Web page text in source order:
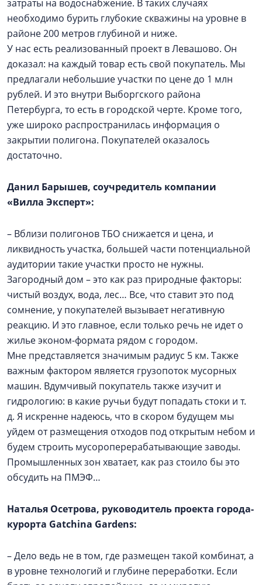
затраты на водоснабжение. В таких случаях
необходимо бурить глубокие скважины на уровне в
районе 200 метров глубиной и ниже.
У нас есть реализованный проект в Левашово. Он
доказал: на каждый товар есть свой покупатель. Мы
предлагали небольшие участки по цене до 1 млн
рублей. И это внутри Выборгского района
Петербурга, то есть в городской черте. Кроме того,
уже широко распространилась информация о
закрытии полигона. Покупателей оказалось
достаточно.
Данил Барышев, соучредитель компании
«Вилла Эксперт»:
– Вблизи полигонов ТБО снижается и цена, и
ликвидность участка, большей части потенциальной
аудитории такие участки просто не нужны.
Загородный дом – это как раз природные факторы:
чистый воздух, вода, лес… Все, что ставит это под
сомнение, у покупателей вызывает негативную
реакцию. И это главное, если только речь не идет о
жилье эконом-формата рядом с городом.
Мне представляется значимым радиус 5 км. Также
важным фактором является грузопоток мусорных
машин. Вдумчивый покупатель также изучит и
гидрологию: в какие ручьи будут попадать стоки и т.
д. Я искренне надеюсь, что в скором будущем мы
уйдем от размещения отходов под открытым небом и
будем строить мусороперерабатывающие заводы.
Промышленных зон хватает, как раз стоило бы это
обсудить на ПМЭФ…
Наталья Осетрова, руководитель проекта города-
курорта Gatchina Gardens:
– Дело ведь не в том, где размещен такой комбинат, а
в уровне технологий и глубине переработки. Если